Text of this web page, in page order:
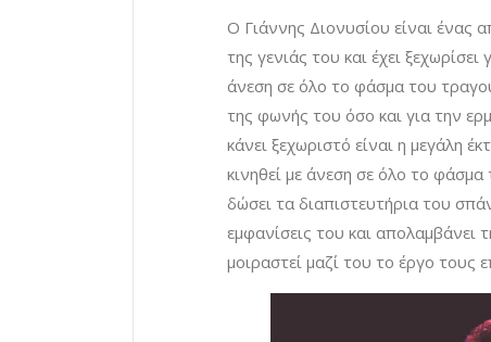
O Γιάννης Διονυσίου είναι ένας
της γενιάς του και έχει
άνεση σε όλο το φάσμα του
της φωνής του όσο και για την
κάνει ξεχωριστό είναι η μεγάλη
κινηθεί με άνεση σε όλο το
δώσει τα διαπιστευτήρια του
εμφανίσεις του και απολαμβάνει
μοιραστεί μαζί του το έργο τους